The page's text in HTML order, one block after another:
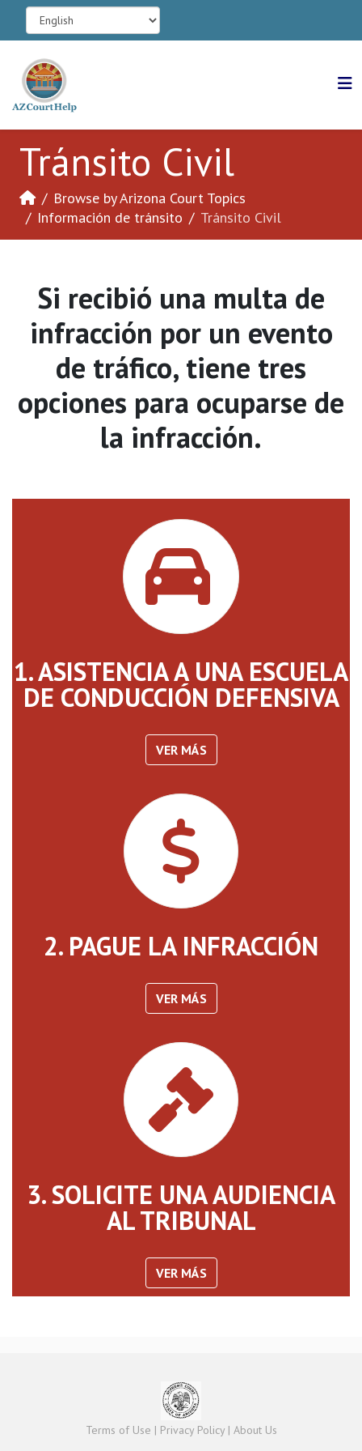
Tránsito Civil
Browse by Arizona Court Topics
Información de tránsito
Tránsito Civil
Si recibió una multa de
infracción por un evento
de tráfico, tiene tres
opciones para ocuparse de
la infracción.
1. ASISTENCIA A UNA ESCUELA
DE CONDUCCIÓN DEFENSIVA
VER MÁS
2. PAGUE LA INFRACCIÓN
VER MÁS
3. SOLICITE UNA AUDIENCIA
AL TRIBUNAL
VER MÁS
Terms of Use | Privacy Policy| About Us